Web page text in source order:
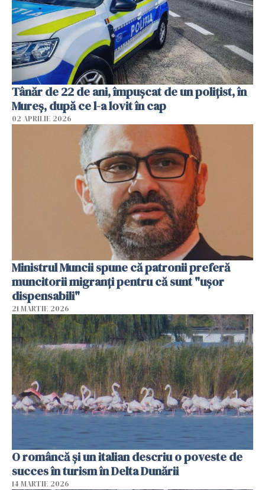
Tânăr de 22 de ani, împușcat de un polițist, în
Mureș, după ce l-a lovit în cap
02 APRILIE 2026
Ministrul Muncii spune că patronii preferă
muncitorii migranți pentru că sunt "uşor
dispensabili"
21 MARTIE 2026
O româncă și un italian descriu o poveste de
succes în turism în Delta Dunării
14 MARTIE 2026